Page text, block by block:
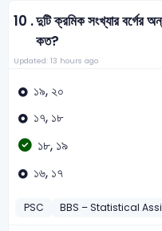
10 .দুটি ক্রমিক সংখ্যার বর্গের
কত?
Updated: 13 hours ago
১৯, ২০
১৭, ১৮
১৮, ১৯
১৬, ১৭
PSC BBS – Statistical